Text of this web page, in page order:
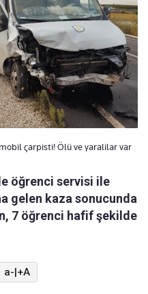
çarpisti! Ölü ve yaralilar var
öğrenci servisi ile
gelen kaza sonucunda
7 öğrenci hafif şekilde
a-|+A